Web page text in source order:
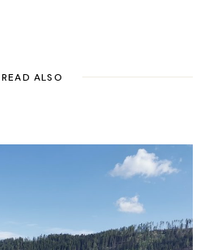
READ ALSO